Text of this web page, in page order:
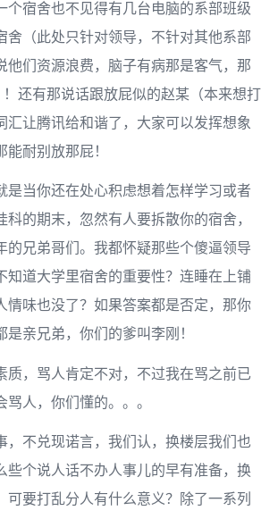
个宿舍也不见得有几台电脑的系部班级
舍（此处只针对领导，不针对其他系部
他们资源浪费，脑子有病那是客气，那
还有那说话跟放屁似的赵某（本来想打
汇让腾讯给和谐了，大家可以发挥想象
耐别放那屁！
是当你还在处心积虑想着怎样学习或者
科的期末，忽然有人要拆散你的宿舍，
的兄弟哥们。我都怀疑那些个傻逼领导
知道大学里宿舍的重要性？连睡在上铺
情味也没了？如果答案都是否定，那你
是亲兄弟，你们的爹叫李刚！
质，骂人肯定不对，不过我在骂之前已
人，你们懂的。。。
，不兑现诺言，我们认，换楼层我们也
些个说人话不办人事儿的早有准备，换
可要打乱分人有什么意义？除了一系列